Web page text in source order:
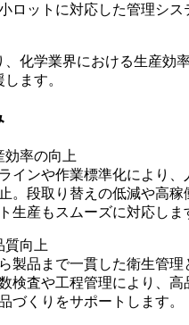
ロットに対応した管理シス
、化学業界における生産効
ます。
効率の向上
インや作業標準化により、
。段取り替えの低減や高
生産もスムーズに対応しま
質向上
製品まで一貫した衛生管理
検査や工程管理により、高
づくりをサポートします。